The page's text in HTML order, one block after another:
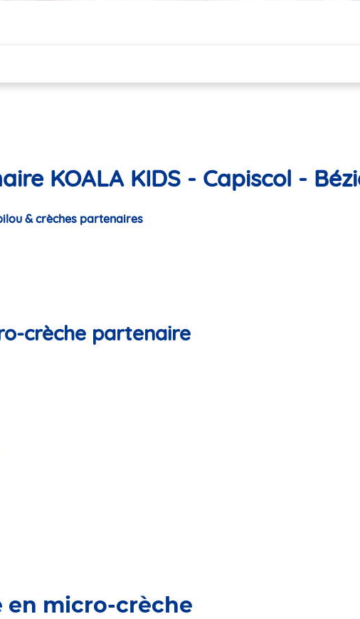
KOALA KIDS - Capiscol -
& crèches partenaires
crèche partenaire
en micro-crèche